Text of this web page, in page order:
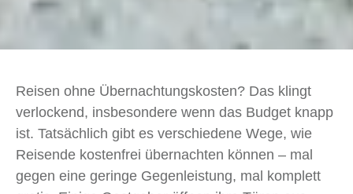
Reisen ohne Übernachtungskosten? Das klingt
verlockend, insbesondere wenn das Budget knapp
ist. Tatsächlich gibt es verschiedene Wege, wie
Reisende kostenfrei übernachten können – mal
gegen eine geringe Gegenleistung, mal komplett